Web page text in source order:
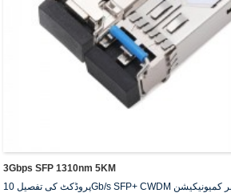
3Gbps SFP 1310nm 5KM
پروڈکٹ کی تفصیل 10Gb/s SFP+ CWDM سیریز آپٹیکل ٹرانسیور فائبر کمیونیکیشن